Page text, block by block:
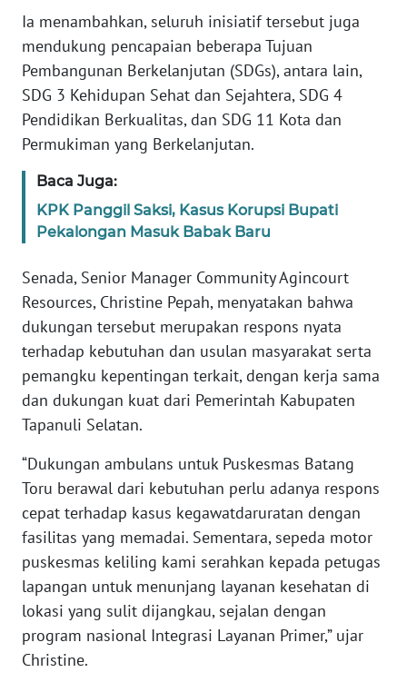
Ia menambahkan, seluruh inisiatif tersebut juga
mendukung pencapaian beberapa Tujuan
Pembangunan Berkelanjutan (SDGs), antara lain,
SDG 3 Kehidupan Sehat dan Sejahtera, SDG 4
Pendidikan Berkualitas, dan SDG 11 Kota dan
Permukiman yang Berkelanjutan.
Baca Juga:
KPK Panggil Saksi, Kasus Korupsi Bupati
Pekalongan Masuk Babak Baru
Senada, Senior Manager Community Agincourt
Resources, Christine Pepah, menyatakan bahwa
dukungan tersebut merupakan respons nyata
terhadap kebutuhan dan usulan masyarakat serta
pemangku kepentingan terkait, dengan kerja sama
dan dukungan kuat dari Pemerintah Kabupaten
Tapanuli Selatan.
“Dukungan ambulans untuk Puskesmas Batang
Toru berawal dari kebutuhan perlu adanya respons
cepat terhadap kasus kegawatdaruratan dengan
fasilitas yang memadai. Sementara, sepeda motor
puskesmas keliling kami serahkan kepada petugas
lapangan untuk menunjang layanan kesehatan di
lokasi yang sulit dijangkau, sejalan dengan
program nasional Integrasi Layanan Primer,” ujar
Christine.
SUMSEL
WN
BENGKULU
LAMPUNG
JATENG
NUSANTARA
WN
JOGJA
WN
JATIM
WN
BALI
WN
KALBAR
WN
KALTENG
WN